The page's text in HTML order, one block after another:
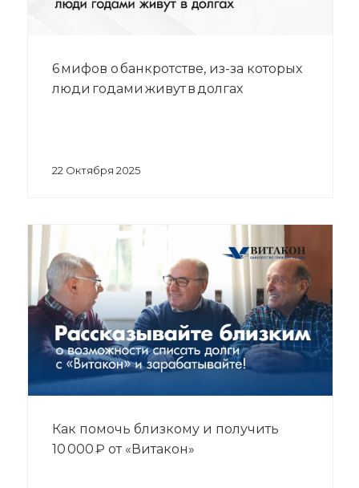
6 мифов о банкротстве, из-за которых
люди годами живут в долгах
22 Октября 2025
Как помочь близкому и получить
10 000 ₽ от «Витакон»